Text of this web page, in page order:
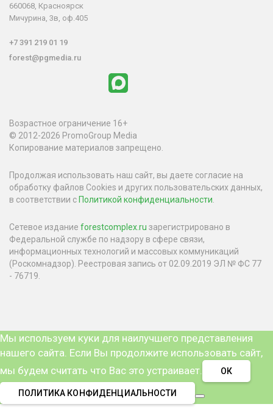
660068, Красноярск
Мичурина, 3в, оф.405
+7 391 219 01 19
forest@pgmedia.ru
Возрастное ограничение 16+
© 2012-2026 PromoGroup Media
Копирование материалов запрещено.
Продолжая использовать наш сайт, вы даете согласие на
обработку файлов Cookies и других пользовательских данных,
в соответствии с Политикой конфиденциальности
Сетевое издание forestcomplex.ru зарегистрировано в
Федеральной службе по надзору в сфере связи,
информационных технологий и массовых коммуникаций
(Роскомнадзор). Реестровая запись от 02.09.2019 ЭЛ № ФС 77
- 76719.
Мы используем куки для наилучшего представления
нашего сайта. Если Вы продолжите использовать сайт,
мы будем считать что Вас это устраивает.
ОК
ПОЛИТИКА КОНФИДЕНЦИАЛЬНОСТИ